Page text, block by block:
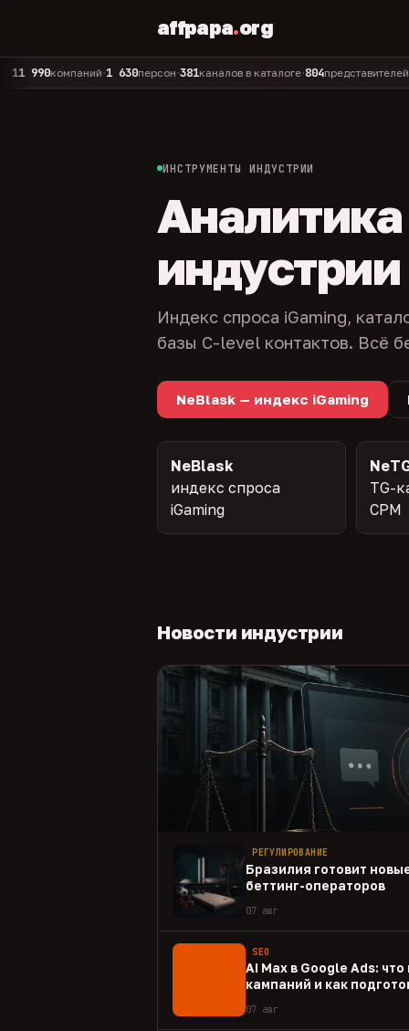
affpapa.org
компаний•1 630персон•381каналов в каталоге•804представителей•325
ИНСТРУМЕНТЫ ИНДУСТРИИ
индустрии
Индекс спроса iGaming,
базы C-level контактов. Всё
NeBlask — индекс iGaming
NeBlask
индекс спроса
iGaming
TG-
CPM
Новости индустрии
РЕГУЛИРОВАНИЕ
Бразилия готовит
беттинг-операторов
07 авг
SEO
AI Max в Google Ads:
кампаний и как
07 авг